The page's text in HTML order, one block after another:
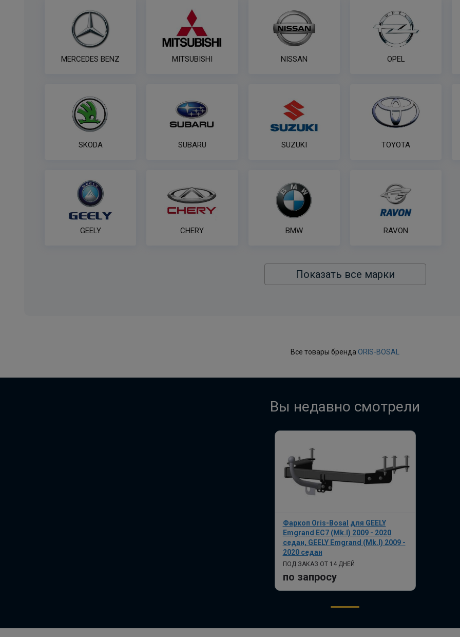
MERCEDES BENZ MITSUBISHI NISSAN OPEL
SKODA SUBARU SUZUKI TOYOTA
GEELY CHERY BMW RAVON
Показать все марки
Все товары бренда ORIS-BOSAL
Вы недавно смотрели
Фаркоп Oris-Bosal для GEELY
Emgrand EC7 (Mk.I) 2009 - 2020
седан, GEELY Emgrand (Mk.I) 2009 -
2020 седан
ПОД ЗАКАЗ ОТ 14 ДНЕЙ
по запросу